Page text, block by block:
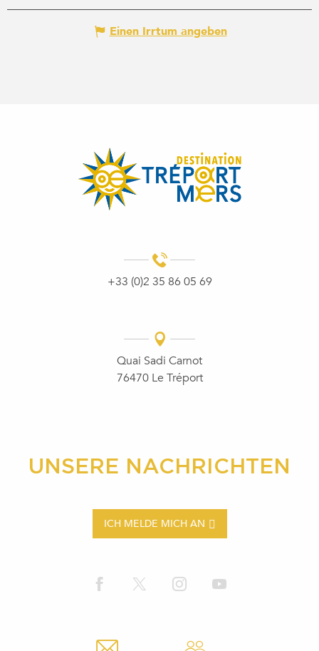
Einen Irrtum angeben
+33 (0)2 35 86 05 69
Quai Sadi Carnot
76470 Le Tréport
UNSERE NACHRICHTEN
ICH MELDE MICH AN